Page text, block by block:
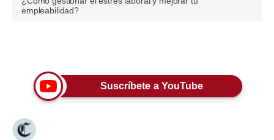
Moda
EEUU
seconds
empleabilidad?
Suscríbete a YouTube